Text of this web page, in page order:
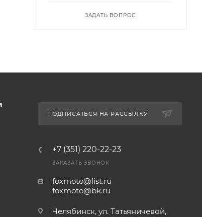
ЗАДАТЬ ВОПРОС
ПОДПИСАТЬСЯ НА РАССЫЛКУ
+7 (351) 220-22-23
ЗАКАЗАТЬ ЗВОНОК
foxmoto@list.ru
foxmoto@bk.ru
Челябинск, ул. Татьяничевой,